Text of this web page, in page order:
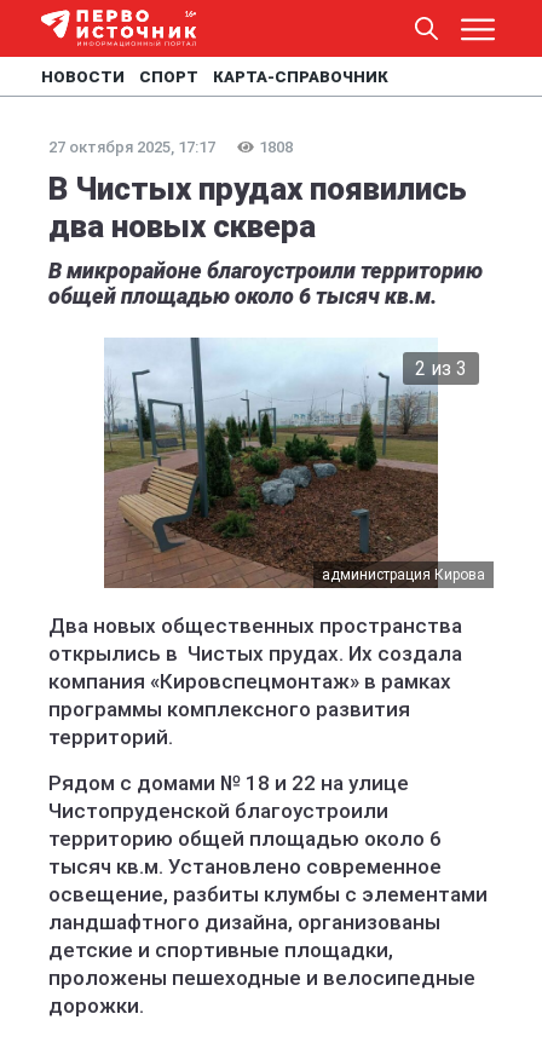
НОВОСТИ СПОРТ КАРТА-СПРАВОЧНИК
27 октября 2025, 17:17 1808
В Чистых прудах появились
два новых сквера
В микрорайоне благоустроили территорию
общей площадью около 6 тысяч кв.м.
2 из 3
администрация Кирова
администрация Кирова
администрация Кирова
Два новых общественных пространства
открылись в Чистых прудах. Их создала
компания «Кировспецмонтаж» в рамках
программы комплексного развития
территорий.
Рядом с домами № 18 и 22 на улице
Чистопруденской благоустроили
территорию общей площадью около 6
тысяч кв.м. Установлено современное
освещение, разбиты клумбы с элементами
ландшафтного дизайна, организованы
детские и спортивные площадки,
проложены пешеходные и велосипедные
дорожки.